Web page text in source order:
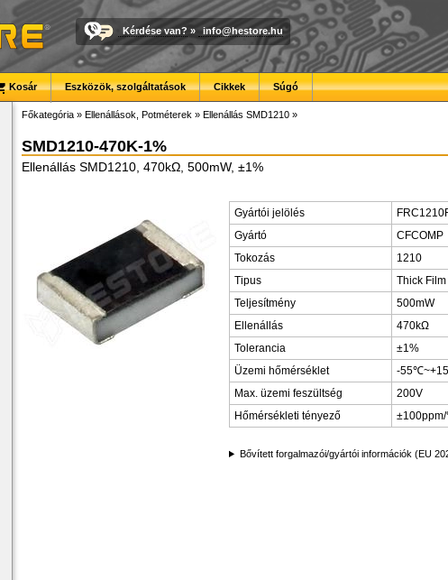
Kérdése van? » info@hestore.hu
Kosár Eszközök, szolgáltatások Cikkek Súgó
Főkategória » Ellenállások, Potméterek » Ellenállás SMD1210 »
SMD1210-470K-1%
Ellenállás SMD1210, 470kΩ, 500mW, ±1%
Gyártói jelölés
Gyártó
CFCOMP
Tokozás
1210
Tipus
Thick
Teljesítmény
500mW
Ellenállás
470kΩ
Tolerancia
±1%
Üzemi hőmérséklet
-
Max. üzemi feszültség
200V
Hőmérsékleti tényező
Bővített forgalmazói/gyártói információk (EU